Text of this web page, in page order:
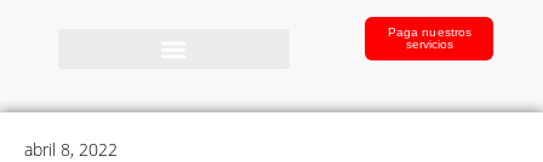
Paga nuestros
servicios
abril 8, 2022